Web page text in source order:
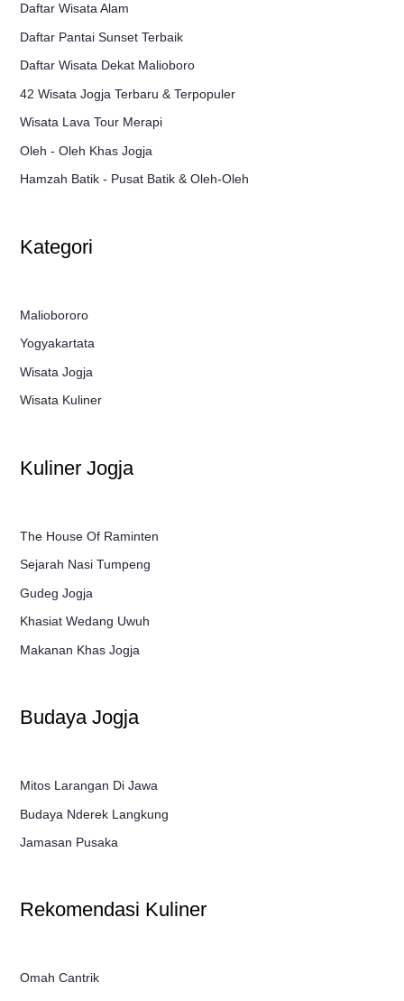
Daftar Wisata Alam
Daftar Pantai Sunset Terbaik
Daftar Wisata Dekat Malioboro
42 Wisata Jogja Terbaru & Terpopuler
Wisata Lava Tour Merapi
Oleh - Oleh Khas Jogja
Hamzah Batik - Pusat Batik & Oleh-Oleh
Kategori
Maliobororo
Yogyakartata
Wisata Jogja
Wisata Kuliner
Kuliner Jogja
The House Of Raminten
Sejarah Nasi Tumpeng
Gudeg Jogja
Khasiat Wedang Uwuh
Makanan Khas Jogja
Budaya Jogja
Mitos Larangan Di Jawa
Budaya Nderek Langkung
Jamasan Pusaka
Rekomendasi Kuliner
Omah Cantrik